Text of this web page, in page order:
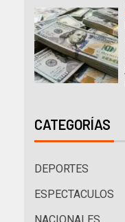
CATEGORÍAS
DEPORTES
ESPECTACULOS